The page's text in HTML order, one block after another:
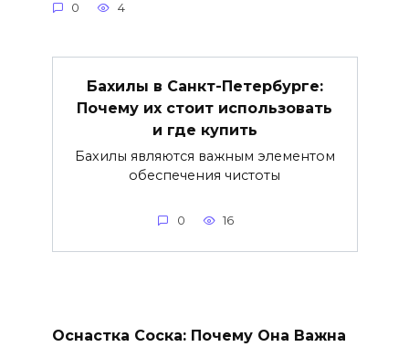
0 4
Бахилы в Санкт-Петербурге:
Почему их стоит использовать
и где купить
Бахилы являются важным элементом
обеспечения чистоты
0 16
Оснастка Соска: Почему Она Важна